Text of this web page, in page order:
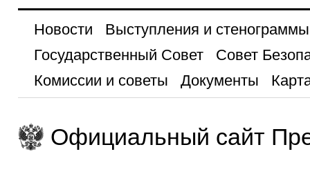
Новости
Выступления и стенограммы
Государственный Совет
Совет
Комиссии и советы
Документы
Официальный сайт